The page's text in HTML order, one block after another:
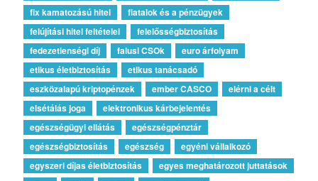
fix kamatozású hitel
fiatalok és a pénzügyek
felújítási hitel feltételei
felelősségbiztosítás
fedezetlenségi díj
falusi CSOk
euro árfolyam
etikus életbiztosítás
etikus tanácsadó
eszközalapú kriptopénzek
ember CASCO
elérni a célt
elsétálás joga
elektronikus kárbejelentés
egészségügyi ellátás
egészségpénztár
egészségbiztosítás
egészség
egyéni vállalkozó
egyszeri díjas életbiztosítás
egyes meghatározott juttatások